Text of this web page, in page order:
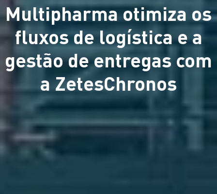
Multipharma otimiza os
fluxos de logística e a
gestão de entregas com
a ZetesChronos